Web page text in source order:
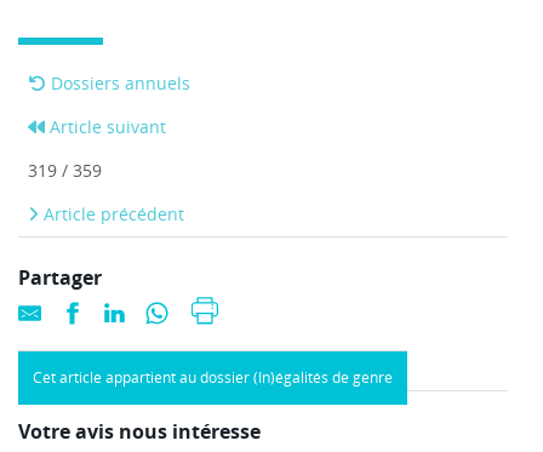
Dossiers annuels
Article suivant
319 / 359
Article précédent
Partager
Cet article appartient au dossier (In)égalités de genre
Votre avis nous intéresse